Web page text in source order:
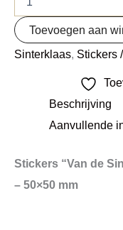
Toevoegen aan
Sinterklaas Stickers
Beschrijving
Aanvullende
Stickers “Van de
– 50×50 mm